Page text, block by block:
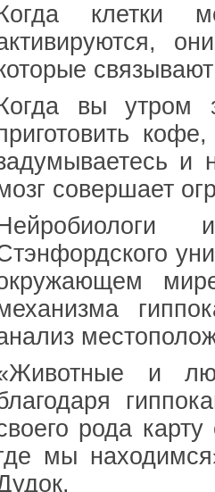
клетки
вы утром
и
совершает
и
рода
мы